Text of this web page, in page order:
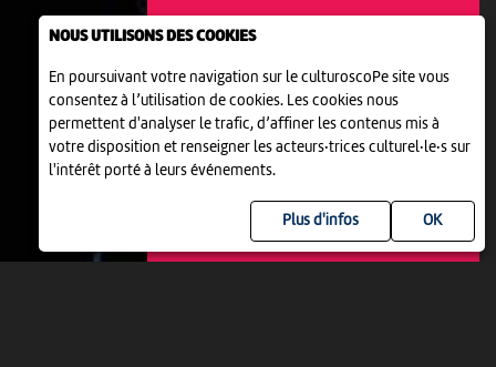
NOUS UTILISONS DES COOKIES
En poursuivant votre navigation sur le culturoscoPe site vous
consentez à l’utilisation de cookies. Les cookies nous
permettent d'analyser le trafic, d’affiner les contenus mis à
votre disposition et renseigner les acteurs·trices culturel·le·s sur
l'intérêt porté à leurs événements.
Plus d'infos
THÉÂTRE
QUEL TEMPS !
10:30-Neuchâtel